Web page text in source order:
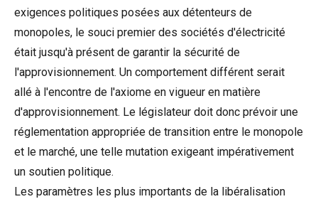
exigences politiques posées aux détenteurs de
monopoles, le souci premier des sociétés d'électricité
était jusqu'à présent de garantir la sécurité de
l'approvisionnement. Un comportement différent serait
allé à l'encontre de l'axiome en vigueur en matière
d'approvisionnement. Le législateur doit donc prévoir une
réglementation appropriée de transition entre le monopole
et le marché, une telle mutation exigeant impérativement
un soutien politique.
Les paramètres les plus importants de la libéralisation